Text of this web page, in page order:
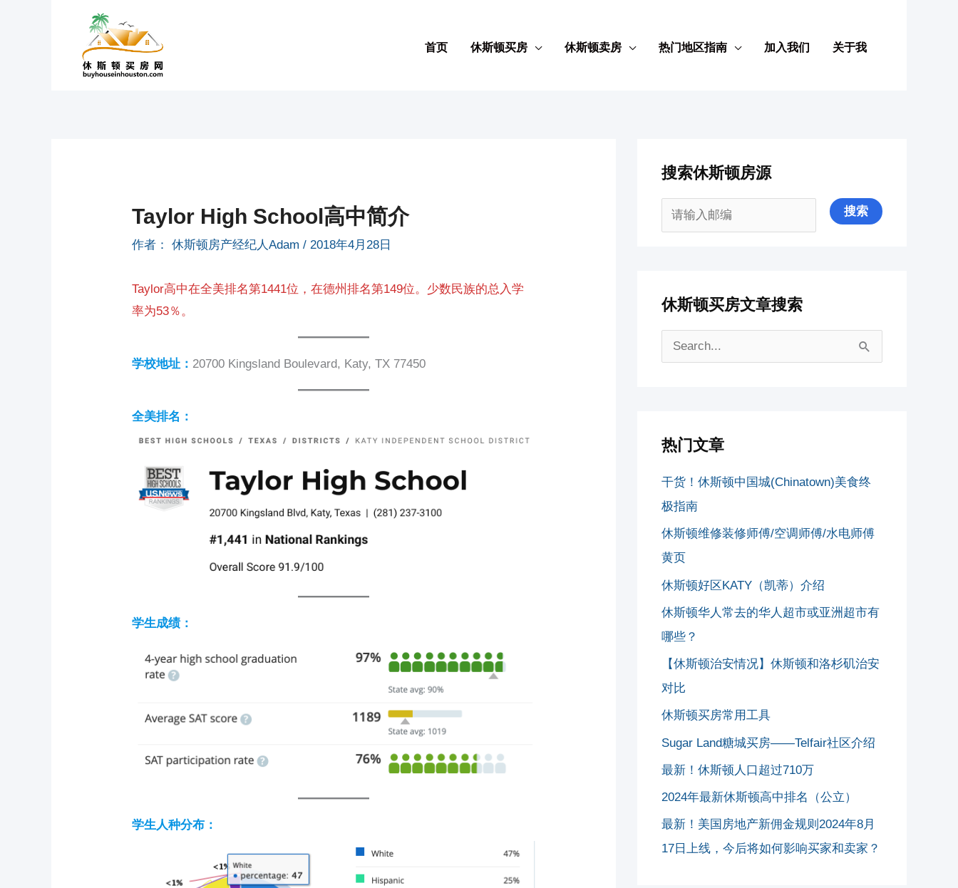
首页 休斯顿买房 休斯顿卖房 热门地区指南 加入我们 关于我
Taylor High School高中简介
作者： 休斯顿房产经纪人Adam/2018年4月28日
Taylor高中在全美排名第1441位，在德州排名第149位。少数民族的总入学
率为53％。
学校地址： 20700 Kingsland Boulevard, Katy, TX 77450
全美排名：
学生成绩：
学生人种分布：
搜索休斯顿房源
休斯顿买房文章搜索
热门文章
干货！休斯顿中国城(Chinatown)美食终
极指南
休斯顿维修装修师傅/空调师傅/水电师傅
黄页
休斯顿好区KATY（凯蒂）介绍
休斯顿华人常去的华人超市或亚洲超市有
哪些？
【休斯顿治安情况】休斯顿和洛杉矶治安
对比
休斯顿买房常用工具
Sugar Land糖城买房——Telfair社区介绍
最新！休斯顿人口超过710万
2024年最新休斯顿高中排名（公立）
最新！美国房地产新佣金规则2024年8月
17日上线，今后将如何影响买家和卖家？